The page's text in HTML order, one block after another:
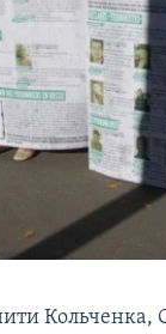
Кольченка,